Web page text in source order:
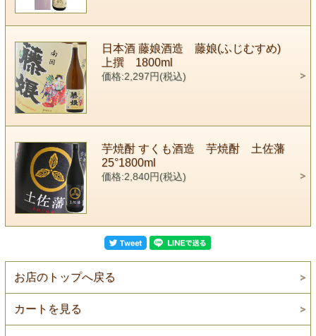
日本酒 藤娘酒造 藤娘(ふじむすめ)
上撰 1800ml
価格:2,297円(税込)
芋焼酎 すくも酒造 芋焼酎 土佐藩
25°1800ml
価格:2,840円(税込)
お店のトップへ戻る
カートを見る